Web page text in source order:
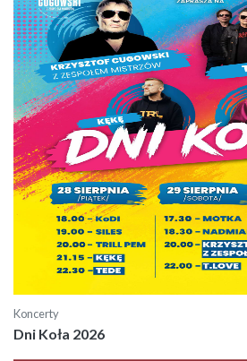
Koncerty
Dni Koła 2026